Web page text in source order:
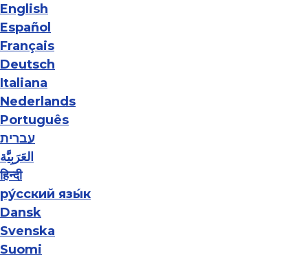
English
Español
Français
Deutsch
Italiana
Nederlands
Português
עברית
العَرَبِيَّة
हिन्दी
ру́сский язы́к
Dansk
Svenska
Suomi